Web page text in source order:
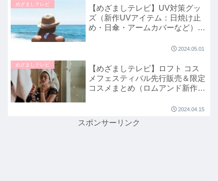
めざましテレビ
【めざましテレビ】UV対策グッ
ズ（新作UVアイテム：日焼け止
め・日傘・アームカバーなど）イ
2024.05.01
めざましテレビ
【めざましテレビ】ロフト コス
メフェスティバル先行販売＆限定
コスメまとめ（ロムアンド新作・
で紹介｜2024年4月15日
2024.04.15
スポンサーリンク